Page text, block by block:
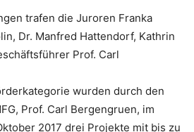
trafen die Juroren Franka
Dr. Manfred Hattendorf, Kathrin
Prof. Carl
wurden durch den
Prof. Carl Bergengruen, im
2017 drei Projekte mit bis zu